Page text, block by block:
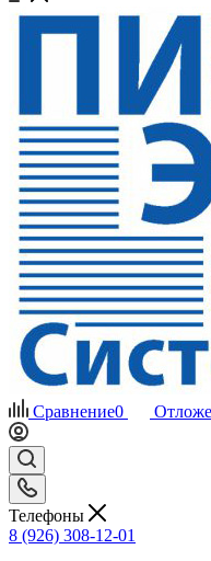
Сравнение0
Телефоны
8 (926) 308-12-01